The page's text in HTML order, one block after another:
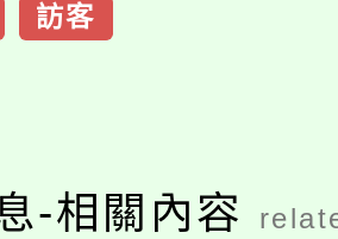
訪客
-相關內容